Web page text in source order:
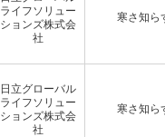
ライフソリュー
ションズ株式会
社
寒さ知ら
日立グローバル
ライフソリュー
ションズ株式会
社
寒さ知ら